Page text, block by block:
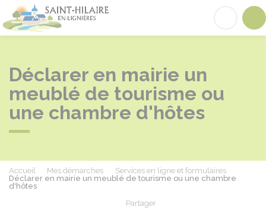
Saint-Hilaire-en-Lignières
Déclarer en mairie un
meublé de tourisme ou
une chambre d'hôtes
Accueil Mes démarches
Services en ligne et formulaires
Déclarer en mairie un meublé de tourisme ou une chambre
d'hôtes
Partager